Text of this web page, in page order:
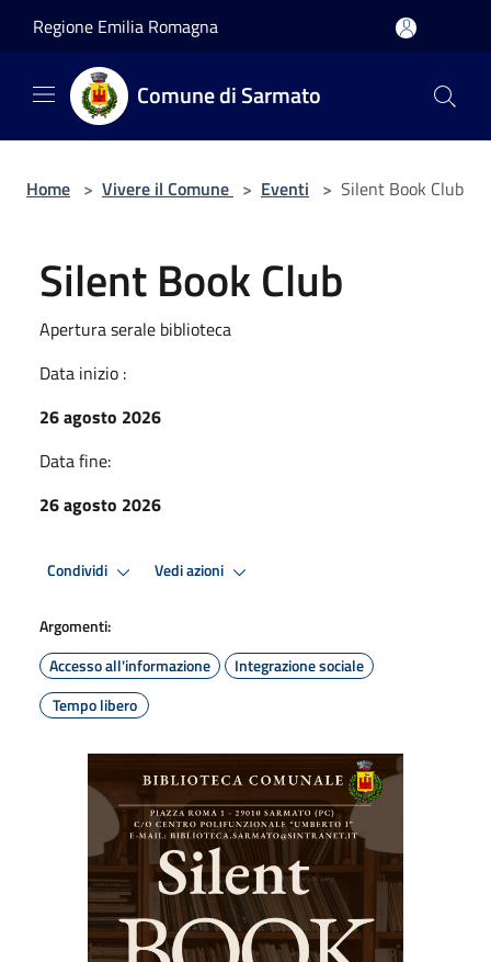
Regione Emilia Romagna
Comune di Sarmato
Home > Vivere il Comune > Eventi > Silent Book Club
Silent Book Club
Apertura serale biblioteca
Data inizio :
26 agosto 2026
Data fine:
26 agosto 2026
Condividi Vedi azioni
Argomenti:
Accesso all'informazione
Integrazione sociale
Tempo libero